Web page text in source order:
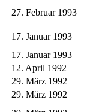
27. Februar 1993
17. Januar 1993
17. Januar 1993
12. April 1992
29. März 1992
29. März 1992